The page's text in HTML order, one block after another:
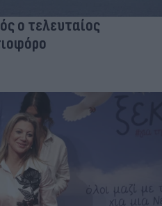
ο τελευταίος